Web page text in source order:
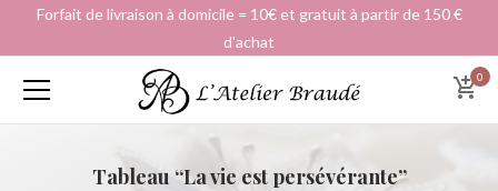
Forfait de livraison à domicile = 10€ et gratuit à partir de 150 €
d'achat
0
Tableau “La vie est persévérante”